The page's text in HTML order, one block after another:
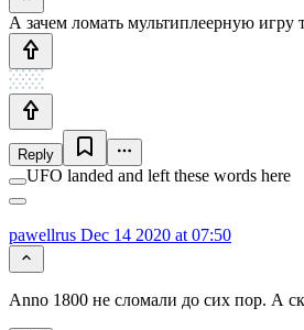
А зачем ломать мультиплеерную игру
Reply
UFO landed and left these words here
pawellrus Dec 14 2020 at 07:50
Anno 1800 не сломали до сих пор. А